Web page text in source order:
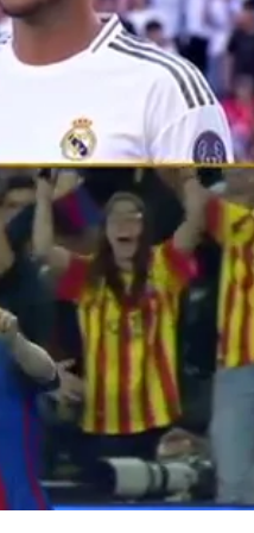
WhatsappFacebook
X